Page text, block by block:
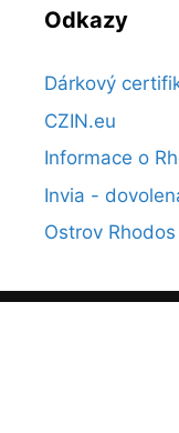
Odkazy
Dárkový
CZIN.eu
Informace o
Invia -
Ostrov Rhodos